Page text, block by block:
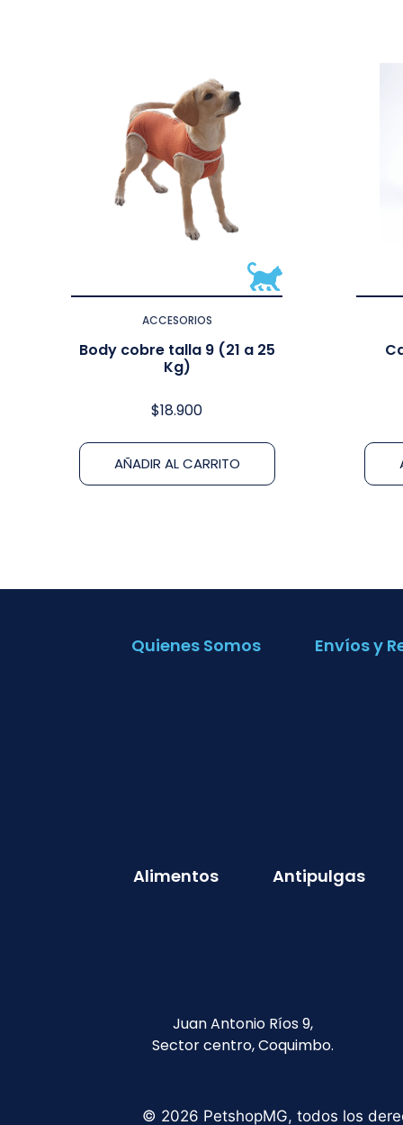
ACCESORIOS
Body cobre talla 9 (21 a 25
Kg)
$18.900
AÑADIR AL CARRITO
Quienes Somos Envíos y
Alimentos Antipulgas
Juan Antonio Ríos 9,
Sector centro, Coquimbo.
© 2026 PetshopMG, todos los